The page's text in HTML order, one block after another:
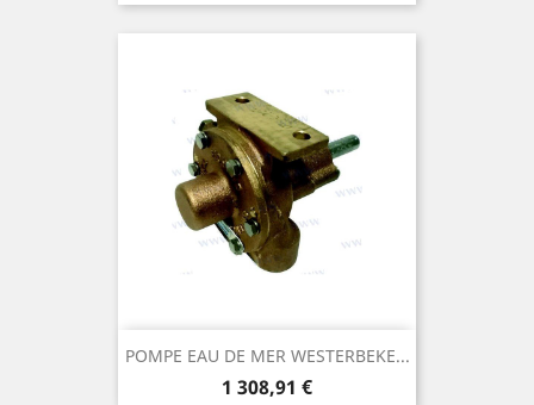
POMPE EAU DE MER WESTERBEKE...
Prix
1 308,91 €